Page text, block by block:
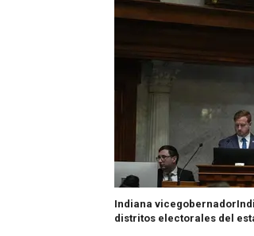
Indiana
distritos electorales del